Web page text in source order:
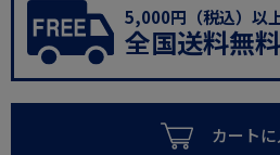
5,000円（税込）以
全国送料無料
カート